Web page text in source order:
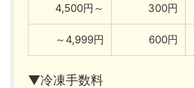
4,500円～ 300円
～4,999円 600円
▼冷凍手数料